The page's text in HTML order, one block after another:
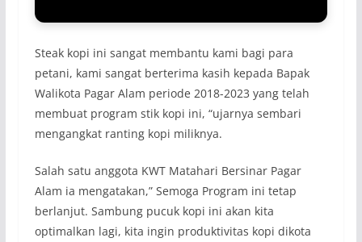
Steak kopi ini sangat membantu kami bagi para
petani, kami sangat berterima kasih kepada Bapak
Walikota Pagar Alam periode 2018-2023 yang telah
membuat program stik kopi ini, “ujarnya sembari
mengangkat ranting kopi miliknya.
Salah satu anggota KWT Matahari Bersinar Pagar
Alam ia mengatakan,” Semoga Program ini tetap
berlanjut. Sambung pucuk kopi ini akan kita
optimalkan lagi, kita ingin produktivitas kopi dikota